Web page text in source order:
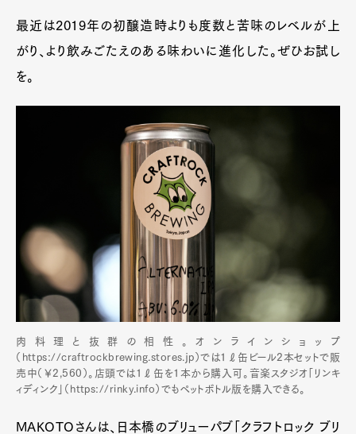
最近は2019年の初醸造時よりも度数と苦味のレベルが上
がり、より飲みごたえのある味わいに進化した。ぜひお試し
を。
肉料理と抜群の相性。オンラインショップ
（https://craftrockbrewing.stores.jp）では1ℓ缶ビール2本セットで販
売中（￥2,560）。店頭では1ℓ缶を1本から購入可。音楽スタジオ「リンキ
ィディンク」（https://rinky.info）でもペットボトル版を購入できる。
MAKOTOさんは、日本橋のブリューパブ「クラフトロック ブリ